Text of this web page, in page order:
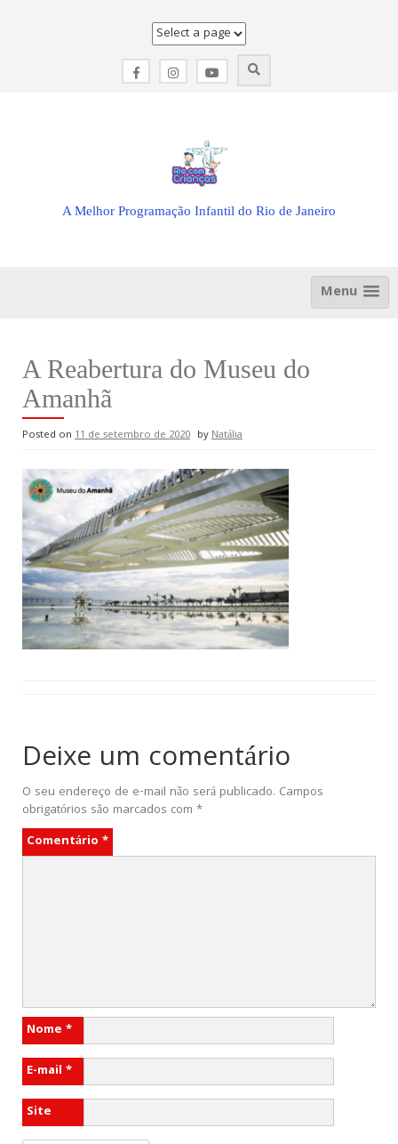
A Melhor Programação Infantil do Rio de Janeiro
Menu
A Reabertura do Museu do
Amanhã
Posted on 11 de setembro de 2020 byNatália
Deixe um comentário
O seu endereço de e-mail não será publicado. Campos
obrigatórios são marcados com *
Comentário *
Nome *
E-mail *
Site